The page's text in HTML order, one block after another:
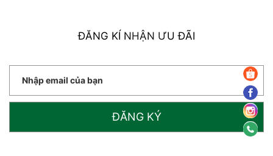
ĐĂNG KÍ NHẬN ƯU ĐÃI
ĐĂNG KÝ